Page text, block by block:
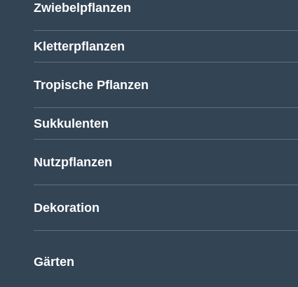
Zwiebelpflanzen
Kletterpflanzen
Tropische Pflanzen
Sukkulenten
Nutzpflanzen
Dekoration
Gärten